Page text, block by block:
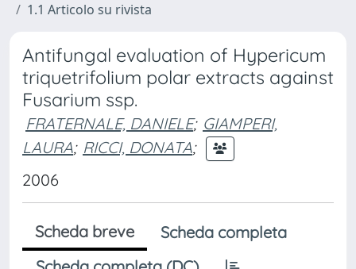
1.1 Articolo su rivista
Antifungal evaluation of Hypericum
triquetrifolium polar extracts against
Fusarium ssp.
FRATERNALE, DANIELE; GIAMPERI,
LAURA; RICCI, DONATA;
2006
Scheda breve
Scheda completa